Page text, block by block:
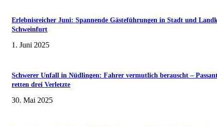
Erlebnisreicher Juni: Spannende Gästeführungen in Stadt und
Schweinfurt
1. Juni 2025
Schwerer Unfall in Nüdlingen: Fahrer vermutlich berauscht –
retten drei Verletzte
30. Mai 2025